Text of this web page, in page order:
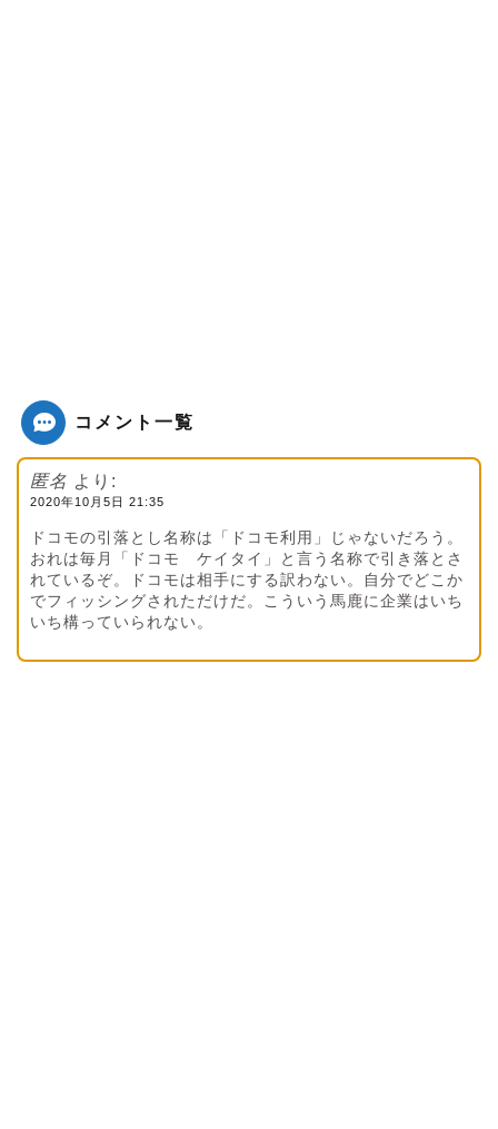
コメント一覧
匿名 より:
2020年10月5日 21:35
ドコモの引落とし名称は「ドコモ利用」じゃないだろう。
おれは毎月「ドコモ ケイタイ」と言う名称で引き落とさ
れているぞ。ドコモは相手にする訳わない。自分でどこか
でフィッシングされただけだ。こういう馬鹿に企業はいち
いち構っていられない。